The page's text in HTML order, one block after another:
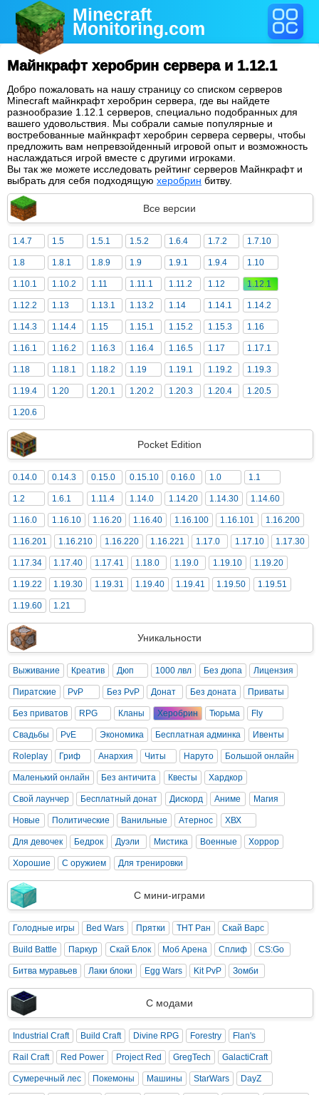
Minecraft
Monitoring.com
Майнкрафт херобрин сервера и 1.12.1
Добро пожаловать на нашу страницу со списком серверов
Minecraft майнкрафт херобрин сервера, где вы найдете
разнообразие 1.12.1 серверов, специально подобранных для
вашего удовольствия. Мы собрали самые популярные и
востребованные майнкрафт херобрин сервера серверы, чтобы
предложить вам непревзойденный игровой опыт и возможность
наслаждаться игрой вместе с другими игроками.
Вы так же можете исследовать рейтинг серверов Майнкрафт и
выбрать для себя подходящую херобрин битву.
Все версии
1.4.7 1.5 1.5.1 1.5.2 1.6.4 1.7.2 1.7.10
1.8 1.8.1 1.8.9 1.9 1.9.1 1.9.4 1.10
1.10.1 1.10.2 1.11 1.11.1 1.11.2 1.12 1.12.1
1.12.2 1.13 1.13.1 1.13.2 1.14 1.14.1 1.14.2
1.14.3 1.14.4 1.15 1.15.1 1.15.2 1.15.3 1.16
1.16.1 1.16.2 1.16.3 1.16.4 1.16.5 1.17 1.17.1
1.18 1.18.1 1.18.2 1.19 1.19.1 1.19.2 1.19.3
1.19.4 1.20 1.20.1 1.20.2 1.20.3 1.20.4 1.20.5
1.20.6
Pocket Edition
0.14.0 0.14.3 0.15.0 0.15.10 0.16.0 1.0 1.1
1.2 1.6.1 1.11.4 1.14.0 1.14.20 1.14.30 1.14.60
1.16.0 1.16.10 1.16.20 1.16.40 1.16.100 1.16.101 1.16.200
1.16.201 1.16.210 1.16.220 1.16.221 1.17.0 1.17.10 1.17.30
1.17.34 1.17.40 1.17.41 1.18.0 1.19.0 1.19.10 1.19.20
1.19.22 1.19.30 1.19.31 1.19.40 1.19.41 1.19.50 1.19.51
1.19.60 1.21
Уникальности
Выживание Креатив Дюп 1000 лвл Без дюпа Лицензия
Пиратские PvP Без PvP Донат Без доната Приваты
Без приватов RPG Кланы Херобрин Тюрьма Fly
Свадьбы PvE Экономика Бесплатная админка Ивенты
Roleplay Гриф Анархия Читы Наруто Большой онлайн
Маленький онлайн Без античита Квесты Хардкор
Свой лаунчер Бесплатный донат Дискорд Аниме Магия
Новые Политические Ванильные Атернос ХВХ
Для девочек Бедрок Дуэли Мистика Военные Хоррор
Хорошие С оружием Для тренировки
С мини-играми
Голодные игры Bed Wars Прятки ТНТ Ран Скай Варс
Build Battle Паркур Скай Блок Моб Арена Сплиф CS:Go
Битва муравьев Лаки блоки Egg Wars Kit PvP Зомби
С модами
Industrial Craft Build Craft Divine RPG Forestry Flan's
Rail Craft Red Power Project Red GregTech GalactiCraft
Сумеречный лес Покемоны Машины StarWars DayZ